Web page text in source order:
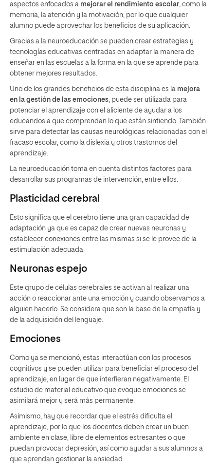
aspectos enfocados a mejorar el rendimiento escolar , como la
memoria, la atención y la motivación, por lo que cualquier
alumno puede aprovechar los beneficios de su aplicación.
Gracias a la neuroeducación se pueden crear estrategias y
tecnologías educativas centradas en adaptar la manera de
enseñar en las escuelas a la forma en la que se aprende para
obtener mejores resultados.
Uno de los grandes beneficios de esta disciplina es la mejora
en la gestión de las emociones; puede ser utilizada para
potenciar el aprendizaje con el aliciente de ayudar a los
educandos a que comprendan lo que están sintiendo. También
sirve para detectar las causas neurológicas relacionadas con el
fracaso escolar, como la dislexia y otros trastornos del
aprendizaje.
La neuroeducación toma en cuenta distintos factores para
desarrollar sus programas de intervención, entre ellos:
Plasticidad cerebral
Esto significa que el cerebro tiene una gran capacidad de
adaptación ya que es capaz de crear nuevas neuronas y
establecer conexiones entre las mismas si se le provee de la
estimulación adecuada.
Neuronas espejo
Este grupo de células cerebrales se activan al realizar una
acción o reaccionar ante una emoción y cuando observamos a
alguien hacerlo. Se considera que son la base de la empatía y
de la adquisición del lenguaje.
Emociones
Como ya se mencionó, estas interactúan con los procesos
cognitivos y se pueden utilizar para beneficiar el proceso del
aprendizaje, en lugar de que interfieran negativamente. El
estudio de material educativo que evoque emociones se
asimilará mejor y será más permanente.
Asimismo, hay que recordar que el estrés dificulta el
aprendizaje, por lo que los docentes deben crear un buen
ambiente en clase, libre de elementos estresantes o que
puedan provocar depresión, así como ayudar a sus alumnos a
que aprendan gestionar la ansiedad.